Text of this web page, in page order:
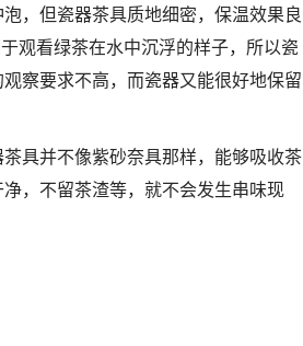
，但瓷器茶具质地细密，保温效果良
观看绿茶在水中沉浮的样子，所以瓷
察要求不高，而瓷器又能很好地保留
具并不像紫砂奈具那样，能够吸收茶
，不留茶渣等，就不会发生串味现